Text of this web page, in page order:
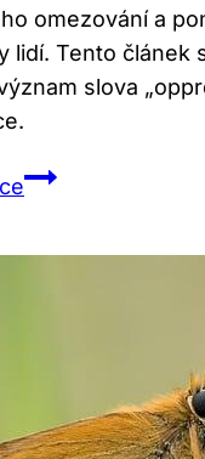
omezování a
lidí. Tento článek
slova
Oppression: